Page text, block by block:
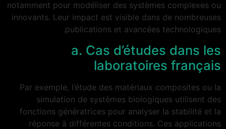
notamment pour modéliser des systèmes complexes ou
innovants. Leur impact est visible dans de nombreuses
publications et avancées technologiques.
a. Cas d’études dans les
laboratoires français
Par exemple, l’étude des matériaux composites ou la
simulation de systèmes biologiques utilisent des
fonctions génératrices pour analyser la stabilité et la
réponse à différentes conditions. Ces applications